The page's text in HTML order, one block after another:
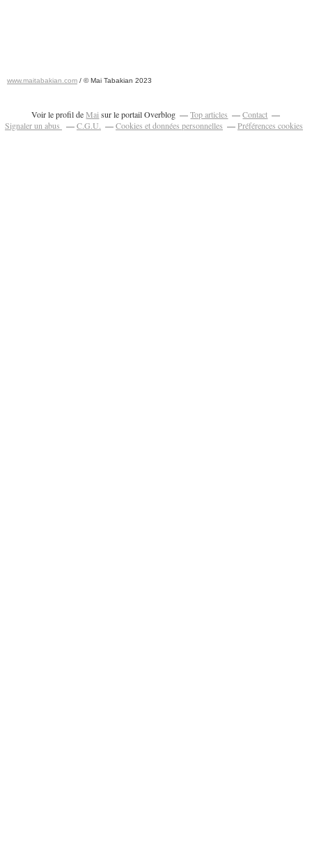
www.maitabakian.com / © Mai Tabakian 2023
Voir le profil deMaisur le portail Overblog Top articles
Contact
Signaler un abus
C.G.U. Cookies et données personnelles Préférences cookies